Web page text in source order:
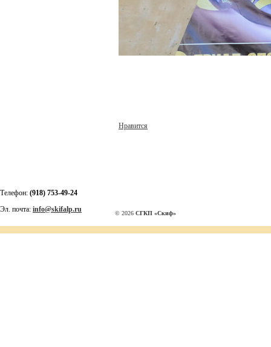
Нравится
Телефон: (918) 753-49-24
Эл. почта: info@skifalp.ru © 2026 СГКП «Скиф»